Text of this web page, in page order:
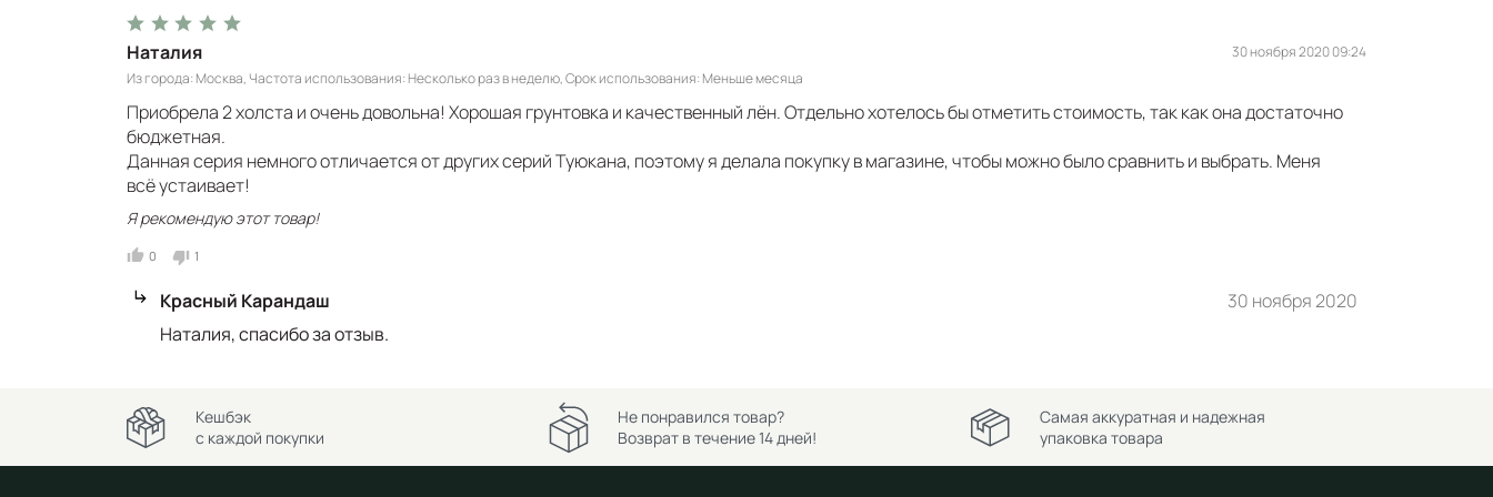
Наталия
Из города Москва Частота использования Несколько раз в неделю Срок использования Меньше месяца
30 ноября 2020 09:24
Приобрела 2 холста и очень довольна! Хорошая грунтовка и качественный лён. Отдельно хотелось бы отметить стоимость, так как она достаточно
бюджетная.
Данная серия немного отличается от других серий Туюкана, поэтому я делала покупку в магазине, чтобы можно было сравнить и выбрать. Меня
всё устаивает!
Я рекомендую этот товар!
0 1
Красный Карандаш
30 ноября 2020
Наталия, спасибо за отзыв.
Кешбэк
с каждой покупки
Не понравился товар?
Возврат в течение 14 дней!
Самая аккуратная и надежная
упаковка товара